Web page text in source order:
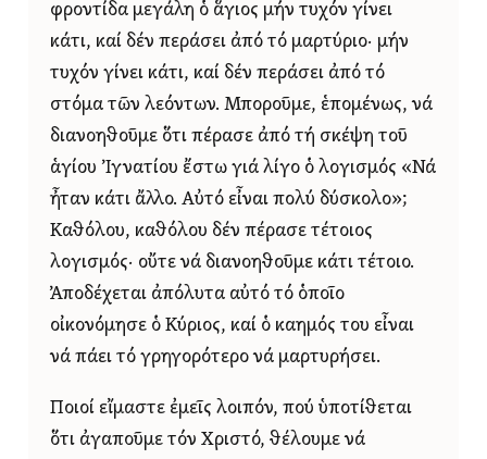
φροντίδα μεγάλη ὁ ἅγιος μήν τυχόν γίνει
κάτι, καί δέν περάσει ἀπό τό μαρτύριο· μήν
τυχόν γίνει κάτι, καί δέν περάσει ἀπό τό
στόμα τῶν λεόντων. Μποροῦμε, ἑπομένως, νά
διανοηθοῦμε ὅτι πέρασε ἀπό τή σκέψη τοῦ
ἁγίου Ἰγνατίου ἔστω γιά λίγο ὁ λογισμός «Νά
ἦταν κάτι ἄλλο. Αὐτό εἶναι πολύ δύσκολο»;
Καθόλου, καθόλου δέν πέρασε τέτοιος
λογισμός· οὔτε νά διανοηθοῦμε κάτι τέτοιο.
Ἀποδέχεται ἀπόλυτα αὐτό τό ὁποῖο
οἰκονόμησε ὁ Κύριος, καί ὁ καημός του εἶναι
νά πάει τό γρηγορότερο νά μαρτυρήσει.
Ποιοί εἴμαστε ἐμεῖς λοιπόν, πού ὑποτίθεται
ὅτι ἀγαποῦμε τόν Χριστό, θέλουμε νά